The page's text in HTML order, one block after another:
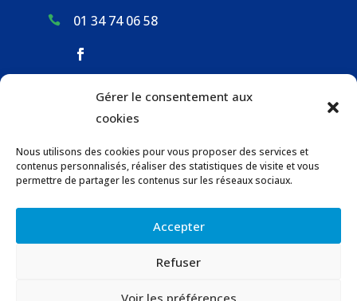
Gérer le consentement aux
cookies
Nous utilisons des cookies pour vous proposer des services et
contenus personnalisés, réaliser des statistiques de visite et vous
permettre de partager les contenus sur les réseaux sociaux.
Accepter
Refuser
Voir les préférences
 01 34 74 06 58
GESTION DES DÉCHETS
URBANISME
COMMUNICATIONS DE LA MAIRIE
LOCATION DE SALLES COMMUNALES
© 2023 Gaillon-sur-Montcient –Contact